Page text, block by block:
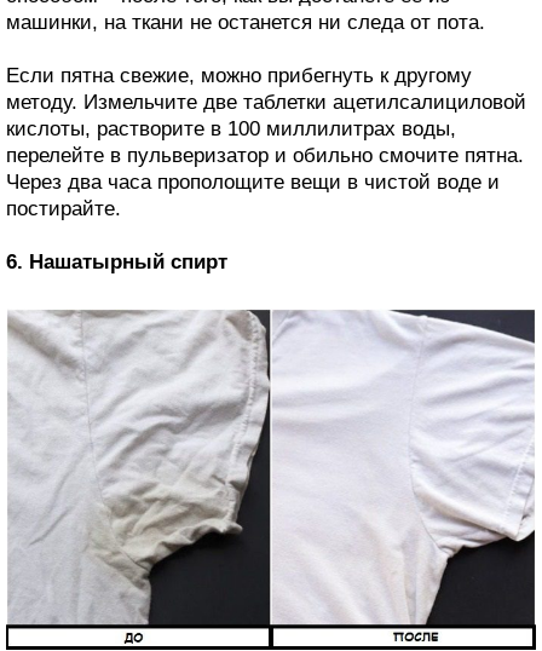
машинки, на ткани не останется ни следа от пота.
Если пятна свежие, можно прибегнуть к другому
методу. Измельчите две таблетки ацетилсалициловой
кислоты, растворите в 100 миллилитрах воды,
перелейте в пульверизатор и обильно смочите пятна.
Через два часа прополощите вещи в чистой воде и
постирайте.
6. Нашатырный спирт